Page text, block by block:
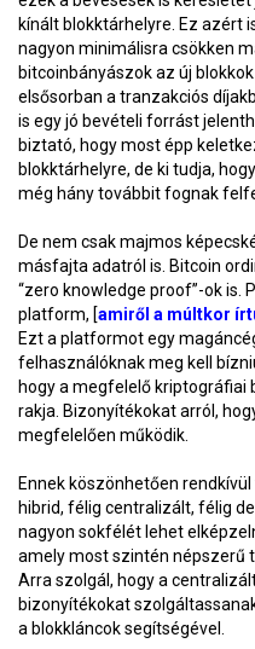
kínált blokktárhelyre. Ez azért
nagyon minimálisra csökken
bitcoinbányászok az új
elsősorban a tranzakciós
is egy jó bevételi forrást
biztató, hogy most épp
blokktárhelyre, de ki tudja,
még hány továbbit fognak
De nem csak majmos
másfajta adatról is. Bitcoin
“zero knowledge proof”-ok is.
platform, [amiről a múltkor
Ezt a platformot egy
felhasználóknak meg kell
hogy a megfelelő kriptográfiai
rakja. Bizonyítékokat arról,
megfelelően működik.
Ennek köszönhetően
hibrid, félig centralizált, félig
nagyon sokfélét lehet
amely most szintén népszerű
Arra szolgál, hogy a
bizonyítékokat
a blokkláncok segítségével.